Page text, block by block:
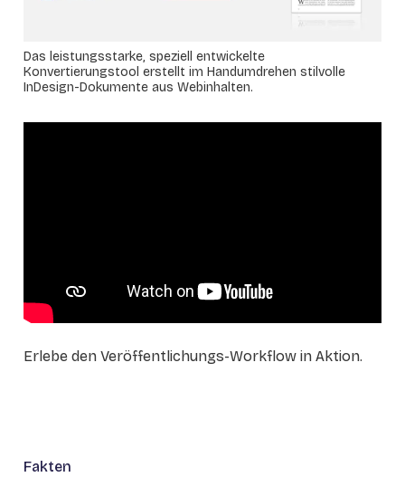
Das leistungsstarke, speziell entwickelte
Konvertierungstool erstellt im Handumdrehen stilvolle
InDesign-Dokumente aus Webinhalten.
Erlebe den Veröffentlichungs-Workflow in Aktion.
Fakten